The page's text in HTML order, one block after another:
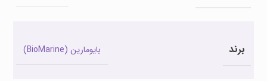
برند بایومارین (BioMarine)